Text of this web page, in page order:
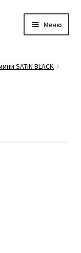
Меню
SATIN BLACK